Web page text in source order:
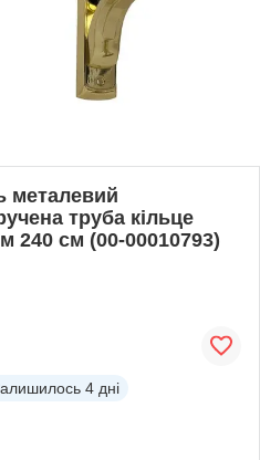
металевий
труба кільце
240 см (00-00010793)
4 дні